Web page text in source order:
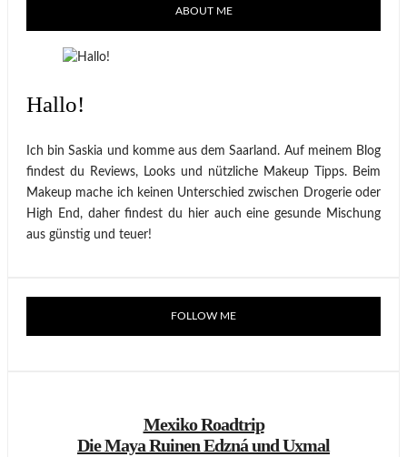
ABOUT ME
Hallo!
Ich bin Saskia und komme aus dem Saarland. Auf meinem Blog
findest du Reviews, Looks und nützliche Makeup Tipps. Beim
Makeup mache ich keinen Unterschied zwischen Drogerie oder
High End, daher findest du hier auch eine gesunde Mischung
aus günstig und teuer!
FOLLOW ME
Mexiko Roadtrip
Die Maya Ruinen Edzná und Uxmal